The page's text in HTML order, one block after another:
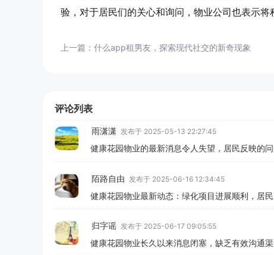
验，对于居民们的关心和询问，物业公司也表示将
上一篇： 什么app租男友，探索现代社交的新奇现象
评论列表
雨潇潇 发布于 2025-05-13 22:27:45
健康花园物业的最新消息令人失望，居民反映的
陌路自由 发布于 2025-06-16 12:34:45
健康花园物业最新动态：绿化项目进展顺利，居
归字谣 发布于 2025-06-17 09:05:55
健康花园物业长久以来消息闭塞，缺乏有效沟通